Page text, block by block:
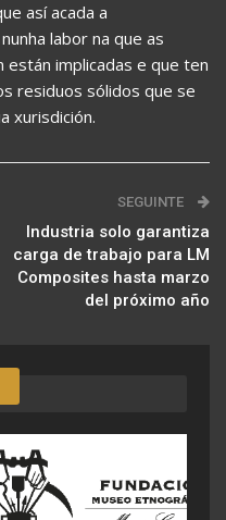
así acada a
labor na que as
están implicadas e que ten
residuos sólidos que se
SEGUINTE
Industria solo garantiza
carga de trabajo para LM
Composites hasta marzo
del próximo año